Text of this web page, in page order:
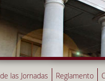
las Jornadas Reglamento